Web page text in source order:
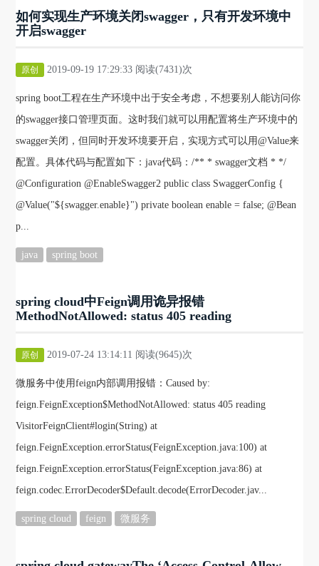
如何实现生产环境关闭swagger，只有开发环境中
开启swagger
原创 2019-09-19 17:29:33 阅读(7431)次
spring boot工程在生产环境中出于安全考虑，不想要别人能访问你
的swagger接口管理页面。这时我们就可以用配置将生产环境中的
swagger关闭，但同时开发环境要开启，实现方式可以用@Value来
配置。具体代码与配置如下：java代码：/** * swagger文档 * */
@Configuration @EnableSwagger2 public class SwaggerConfig {
@Value("${swagger.enable}") private boolean enable = false; @Bean
p...
java spring boot
spring cloud中Feign调用诡异报错
MethodNotAllowed: status 405 reading
原创 2019-07-24 13:14:11 阅读(9645)次
微服务中使用feign内部调用报错：Caused by:
feign.FeignException$MethodNotAllowed: status 405 reading
VisitorFeignClient#login(String) at
feign.FeignException.errorStatus(FeignException.java:100) at
feign.FeignException.errorStatus(FeignException.java:86) at
feign.codec.ErrorDecoder$Default.decode(ErrorDecoder.jav...
spring cloud feign 微服务